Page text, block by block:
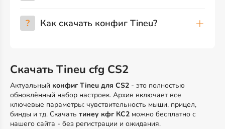
? Как скачать конфиг Tineu?
Скачать Tineu cfg CS2
Актуальный конфиг Tineu для CS2 - это полностью
обновлённый набор настроек. Архив включает все
ключевые параметры: чувствительность мыши, прицел,
бинды и тд. Скачать тинеу кфг КС2 можно бесплатно с
нашего сайта - без регистрации и ожидания.